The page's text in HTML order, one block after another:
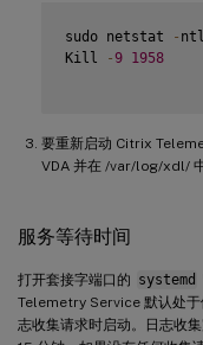
sudo netstat -
Kill
- 9 1958
要重新启动 Citrix
VDA 并在 /var/log/xdl/
服务等待时间
打开套接字端口的 systemd
Telemetry Service 默认处
志收集请求时启动。日志收